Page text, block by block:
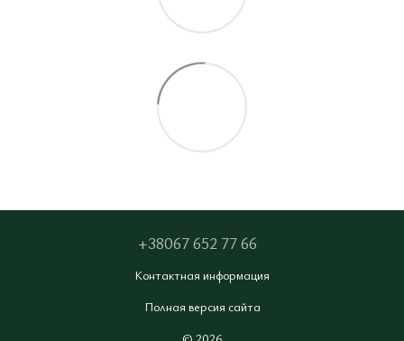
+38067 652 77 66
Контактная информация
Полная версия сайта